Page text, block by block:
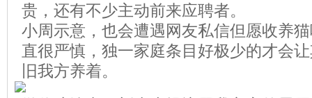
贵，还有不少主动前来应聘者。
小周示意，也会遭遇网友私信但愿收养
直很严慎，独一家庭条目好极少的才会
旧我方养着。